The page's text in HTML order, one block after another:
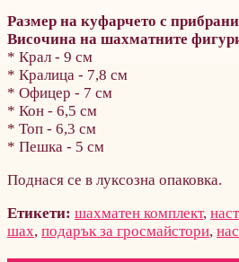
Размер на куфарчето с
Височина на шахматните
* Крал - 9 см
* Кралица - 7,8 см
* Офицер - 7 см
* Кон - 6,5 см
* Топ - 6,3 см
* Пешка - 5 см
Поднася се в луксозна опаковка.
Етикети: шахматен комплект,
шах, подарък за гросмайстори,